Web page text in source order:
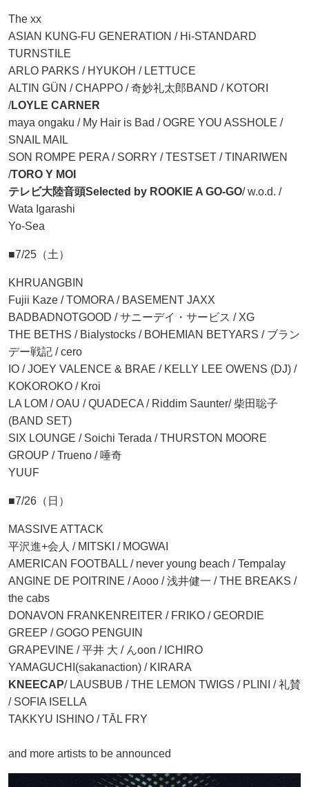
The xx
ASIAN KUNG-FU GENERATION / Hi-STANDARD
TURNSTILE
ARLO PARKS / HYUKOH / LETTUCE
ALTIN GÜN / CHAPPO / 奇妙礼太郎BAND / KOTORI
/LOYLE CARNER
maya ongaku / My Hair is Bad / OGRE YOU ASSHOLE /
SNAIL MAIL
SON ROMPE PERA / SORRY / TESTSET / TINARIWEN
/TORO Y MOI
テレビ大陸音頭Selected by ROOKIE A GO-GO/ w.o.d. /
Wata Igarashi
Yo-Sea
■7/25（土）
KHRUANGBIN
Fujii Kaze / TOMORA / BASEMENT JAXX
BADBADNOTGOOD / サニーデイ・サービス / XG
THE BETHS / Bialystocks / BOHEMIAN BETYARS / ブラン
デー戦記 / cero
IO / JOEY VALENCE & BRAE / KELLY LEE OWENS (DJ) /
KOKOROKO / Kroi
LA LOM / OAU / QUADECA / Riddim Saunter/ 柴田聡子
(BAND SET)
SIX LOUNGE / Soichi Terada / THURSTON MOORE
GROUP / Trueno / 唾奇
YUUF
■7/26（日）
MASSIVE ATTACK
平沢進+会人 / MITSKI / MOGWAI
AMERICAN FOOTBALL / never young beach / Tempalay
ANGINE DE POITRINE / Aooo / 浅井健一 / THE BREAKS /
the cabs
DONAVON FRANKENREITER / FRIKO / GEORDIE
GREEP / GOGO PENGUIN
GRAPEVINE / 平井 大 / んoon / ICHIRO
YAMAGUCHI(sakanaction) / KIRARA
KNEECAP/ LAUSBUB / THE LEMON TWIGS / PLINI / 礼賛
/ SOFIA ISELLA
TAKKYU ISHINO / TĀL FRY
and more artists to be announced